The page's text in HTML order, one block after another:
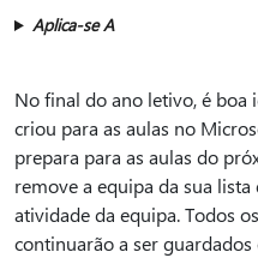
Aplica-se A
No final do ano letivo, é boa
criou para as aulas no
prepara para as aulas do
remove a equipa da sua
atividade da equipa. Todos
continuarão a ser